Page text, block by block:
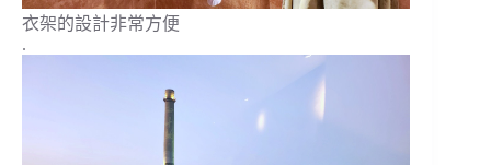
衣架的設計非常方便
.